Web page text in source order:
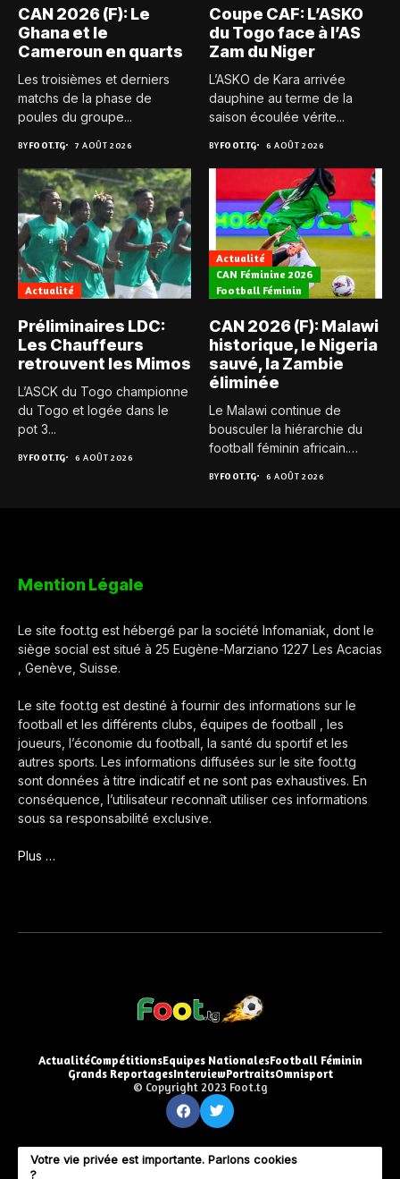
CAN 2026 (F): Le
Ghana et le
Cameroun en quarts
Les troisièmes et derniers
matchs de la phase de
poules du groupe...
BYFOOT.TG 7 AOÛT 2026
Coupe CAF: L’ASKO
du Togo face à l’AS
Zam du Niger
L’ASKO de Kara arrivée
dauphine au terme de la
saison écoulée vérite...
BYFOOT.TG 6 AOÛT 2026
Actualité
Préliminaires LDC:
Les Chauffeurs
retrouvent les Mimos
L’ASCK du Togo championne
du Togo et logée dans le
pot 3...
BYFOOT.TG 6 AOÛT 2026
Actualité
CAN Féminine 2026
Football Féminin
CAN 2026 (F): Malawi
historique, le Nigeria
sauvé, la Zambie
éliminée
Le Malawi continue de
bousculer la hiérarchie du
football féminin africain.
BYFOOT.TG 6 AOÛT 2026
Mention Légale
Le site foot.tg est hébergé par la société Infomaniak, dont le
siège social est situé à 25 Eugène-Marziano 1227 Les Acacias
, Genève, Suisse.
Le site foot.tg est destiné à fournir des informations sur le
football et les différents clubs, équipes de football , les
joueurs, l’économie du football, la santé du sportif et les
autres sports. Les informations diffusées sur le site foot.tg
sont données à titre indicatif et ne sont pas exhaustives. En
conséquence, l’utilisateur reconnaît utiliser ces informations
sous sa responsabilité exclusive.
Plus …
ActualitéCompétitionsEquipes NationalesFootball Féminin
Grands ReportagesInterviewPortraitsOmnisport
© Copyright 2023 Foot.tg
Votre vie privée est importante. Parlons cookies
?